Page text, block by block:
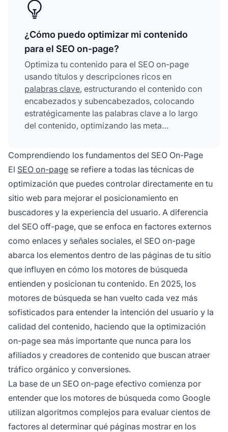
¿Cómo puedo optimizar mi contenido
para el SEO on-page?
Optimiza tu contenido para el SEO on-page
usando títulos y descripciones ricos en
palabras clave, estructurando el contenido con
encabezados y subencabezados, colocando
estratégicamente las palabras clave a lo largo
del contenido, optimizando las meta
las imágenes, creando estructuras de URL
claras y construyendo enlaces internos. Estos
elementos ayudan a los motores de búsqueda
a comprender tu contenido mientras mejoran la
experiencia del usuario y la legibilidad.
Comprendiendo los fundamentos del SEO On-Page
El SEO on-page se refiere a todas las técnicas de
optimización que puedes controlar directamente en tu
sitio web para mejorar el posicionamiento en
buscadores y la experiencia del usuario. A diferencia
del SEO off-page, que se enfoca en factores externos
como enlaces y señales sociales, el SEO on-page
abarca los elementos dentro de las páginas de tu sitio
que influyen en cómo los motores de búsqueda
entienden y posicionan tu contenido. En 2025, los
motores de búsqueda se han vuelto cada vez más
sofisticados para entender la intención del usuario y la
calidad del contenido, haciendo que la optimización
on-page sea más importante que nunca para los
afiliados y creadores de contenido que buscan atraer
tráfico orgánico y conversiones.
La base de un SEO on-page efectivo comienza por
entender que los motores de búsqueda como Google
utilizan algoritmos complejos para evaluar cientos de
factores al determinar qué páginas mostrar en los